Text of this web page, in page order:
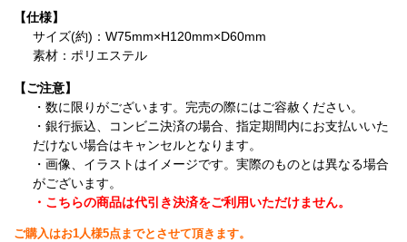
【仕様】
サイズ(約)：W75mm×H120mm×D60mm
素材：ポリエステル
【ご注意】
・数に限りがございます。完売の際にはご容赦ください。
・銀行振込、コンビニ決済の場合、指定期間内にお支払いいた
だけない場合はキャンセルとなります。
・画像、イラストはイメージです。実際のものとは異なる場合
がございます。
・こちらの商品は代引き決済をご利用いただけません。
ご購入はお1人様5点までとさせて頂きます。